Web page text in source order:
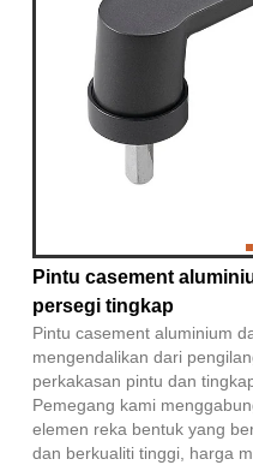
Pintu casement
persegi tingkap
Pintu casement aluminium
mengendalikan dari
perkakasan pintu dan
Pemegang kami
elemen reka bentuk yang
dan berkualiti tinggi, harga